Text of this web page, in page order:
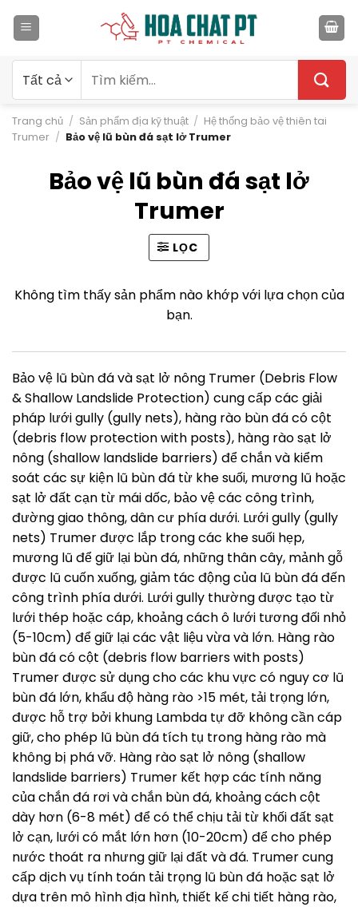
qua
kiếm:
Trang chủ / Sản phẩm địa kỹ thuật / Hệ thống bảo vệ thiên tai
Trumer / Bảo vệ lũ bùn đá sạt lở Trumer
Bảo vệ lũ bùn đá sạt lở
Trumer
LỌC
Không tìm thấy sản phẩm nào khớp với lựa chọn của
bạn.
Bảo vệ lũ bùn đá và sạt lở nông Trumer (Debris Flow
& Shallow Landslide Protection) cung cấp các giải
pháp lưới gully (gully nets), hàng rào bùn đá có cột
(debris flow protection with posts), hàng rào sạt lở
nông (shallow landslide barriers) để chắn và kiểm
soát các sự kiện lũ bùn đá từ khe suối, mương lũ hoặc
sạt lở đất cạn từ mái dốc, bảo vệ các công trình,
đường giao thông, dân cư phía dưới. Lưới gully (gully
nets) Trumer được lắp trong các khe suối hẹp,
mương lũ để giữ lại bùn đá, những thân cây, mảnh gỗ
được lũ cuốn xuống, giảm tác động của lũ bùn đá đến
công trình phía dưới. Lưới gully thường được tạo từ
lưới thép hoặc cáp, khoảng cách ô lưới tương đối nhỏ
(5-10cm) để giữ lại các vật liệu vừa và lớn. Hàng rào
bùn đá có cột (debris flow barriers with posts)
Trumer được sử dụng cho các khu vực có nguy cơ lũ
bùn đá lớn, khẩu độ hàng rào >15 mét, tải trọng lớn,
được hỗ trợ bởi khung Lambda tự đỡ không cần cáp
giữ, cho phép lũ bùn đá tích tụ trong hàng rào mà
không bị phá vỡ. Hàng rào sạt lở nông (shallow
landslide barriers) Trumer kết hợp các tính năng
của chắn đá rơi và chắn bùn đá, khoảng cách cột
dày hơn (6-8 mét) để có thể chịu tải từ khối đất sạt
lở cạn, lưới có mắt lớn hơn (10-20cm) để cho phép
nước thoát ra nhưng giữ lại đất và đá. Trumer cung
cấp dịch vụ tính toán tải trọng lũ bùn đá hoặc sạt lở
dựa trên mô hình địa hình, thiết kế chi tiết hàng rào,